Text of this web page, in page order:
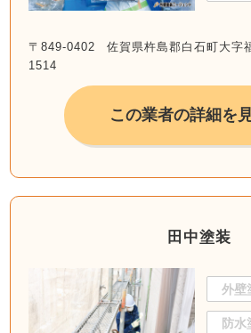
〒849-0402 佐賀県杵島郡白石町大字
1514
この業者の詳細を
田中塗装
外壁
防水